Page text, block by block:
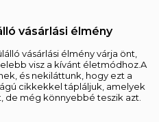
vásárlási élmény
vásárlási élmény várja önt,
visz a kívánt életmódhoz.A
és nekiláttunk, hogy ezt a
cikkekkel tápláljuk, amelyek
de még könnyebbé teszik azt.